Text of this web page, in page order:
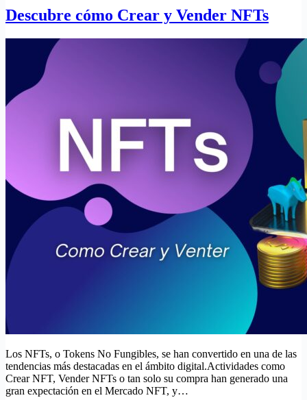
Descubre cómo Crear y Vender NFTs
Los NFTs, o Tokens No Fungibles, se han convertido en una de las
tendencias más destacadas en el ámbito digital.Actividades como
Crear NFT, Vender NFTs o tan solo su compra han generado una
gran expectación en el Mercado NFT, y…